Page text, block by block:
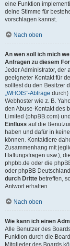
eine Funktion
deine Stimme für
vorschlagen kannst.
Nach oben
An wen soll ich mich
Anfragen zu diesem
Jeder Administrator, der
geeigneter Kontakt für
solltest du den Besitzer
„WHOIS“-Abfrage durch)
Webhoster wie z. B.
den Abuse-Kontakt des
Limited (phpBB.com)
Einfluss auf die
haben und dafür in
können. Kontaktiere
Zusammenhang mit
Haftungsfragen usw.), die
phpbb.de oder die
oder phpBB
durch Dritte betreffen,
Antwort erhalten.
Nach oben
Wie kann ich einen
Alle Benutzer des
Funktion durch die
Mitglieder des Boards